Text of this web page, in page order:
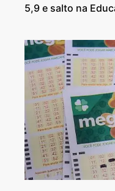
5,9 e salto na